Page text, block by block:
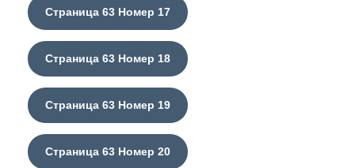
Страница 63 Номер 17
Страница 63 Номер 18
Страница 63 Номер 19
Страница 63 Номер 20